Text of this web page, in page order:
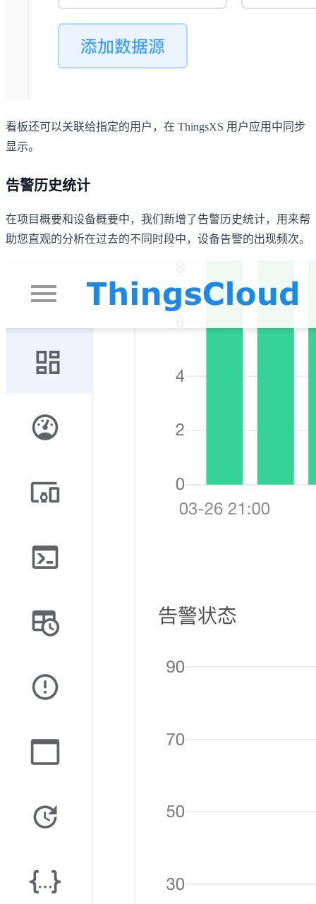
看板还可以关联给指定的用户，在 ThingsXS 用户应用中同步
显示。
告警历史统计
在项目概要和设备概要中，我们新增了告警历史统计，用来帮
助您直观的分析在过去的不同时段中，设备告警的出现频次。